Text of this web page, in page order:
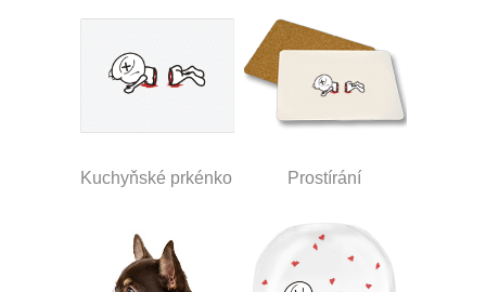
Kuchyňské prkénko Prostírání